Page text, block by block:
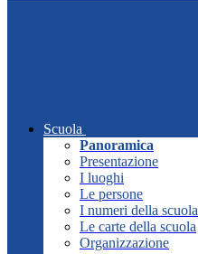
Scuola
Panoramica
Presentazione
I luoghi
Le persone
I numeri della scuola
Le carte della scuola
Organizzazione